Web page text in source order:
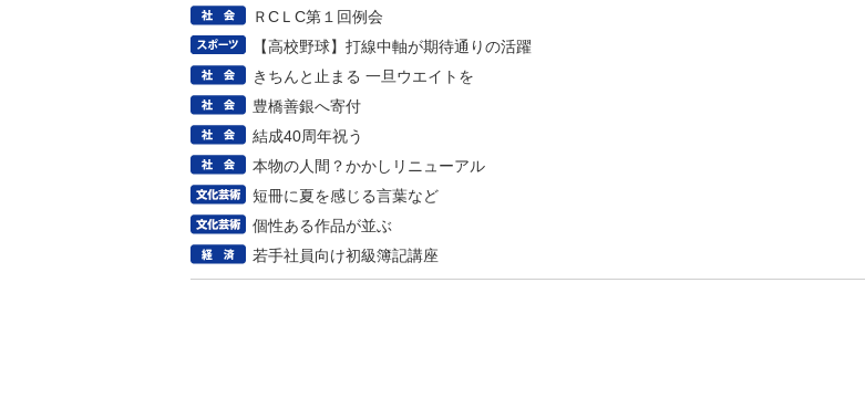
ＲCＬC第１回例会
【高校野球】打線中軸が期待通りの活躍
きちんと止まる 一旦ウエイトを
豊橋善銀へ寄付
結成40周年祝う
本物の人間？かかしリニューアル
短冊に夏を感じる言葉など
個性ある作品が並ぶ
若手社員向け初級簿記講座